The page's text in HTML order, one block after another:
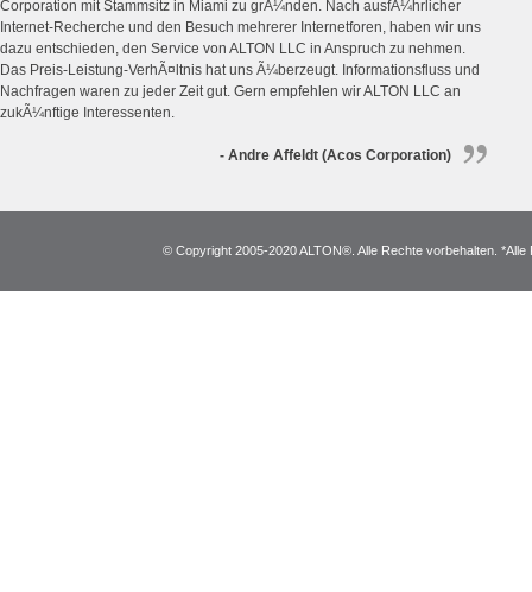
Corporation mit Stammsitz in Miami zu grÃ¼nden. Nach ausfÃ¼hrlicher
Internet-Recherche und den Besuch mehrerer Internetforen, haben wir uns
dazu entschieden, den Service von ALTON LLC in Anspruch zu nehmen.
Das Preis-Leistung-VerhÃ¤ltnis hat uns Ã¼berzeugt. Informationsfluss und
Nachfragen waren zu jeder Zeit gut. Gern empfehlen wir ALTON LLC an
zukÃ¼nftige Interessenten.
- Andre Affeldt (Acos Corporation)
© Copyright 2005-2020 ALTON®. Alle Rechte vorbehalten.